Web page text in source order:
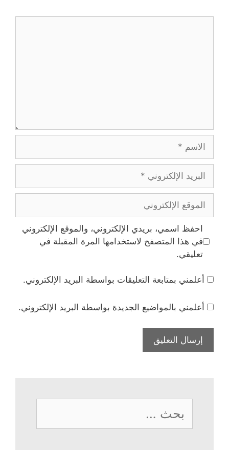
الإلكتروني
الإلكتروني
احفظ اسمي، بريدي الإلكتروني، والموقع الإلكتروني
في هذا المتصفح لاستخدامها المرة المقبلة في
تعليقي.
أعلمني بمتابعة التعليقات بواسطة البريد الإلكتروني.
أعلمني بالمواضيع الجديدة بواسطة البريد الإلكتروني.
البحث
عن: